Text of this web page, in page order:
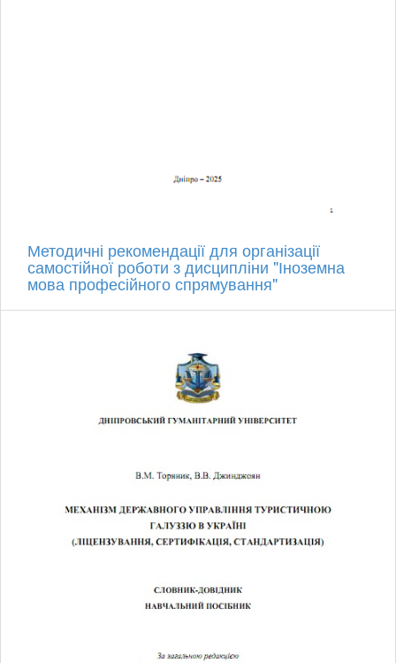
Методичні рекомендації для організації
самостійної роботи з дисципліни "Іноземна
мова професійного спрямування"